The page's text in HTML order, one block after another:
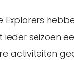
Explorers
seizoen
activiteiten